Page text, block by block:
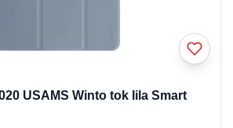
USAMS Winto tok lila Smart